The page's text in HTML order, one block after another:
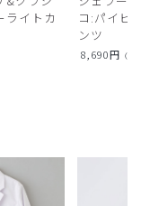
ライトカ
コ:パイピ
ンツ
8,690円 （税